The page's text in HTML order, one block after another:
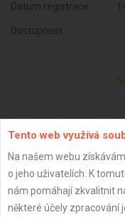
Datum registrace:
Dostupnost:
ZPĚT
Tento web využívá
Na našem webu
o jeho uživatelích. K
nám pomáhají zkvalitnit
některé účely zpracování